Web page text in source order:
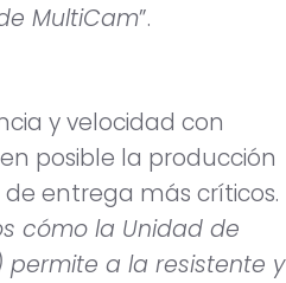
MultiCam”.
y velocidad con
posible la producción
entrega más críticos.
cómo la Unidad de
permite a la resistente y